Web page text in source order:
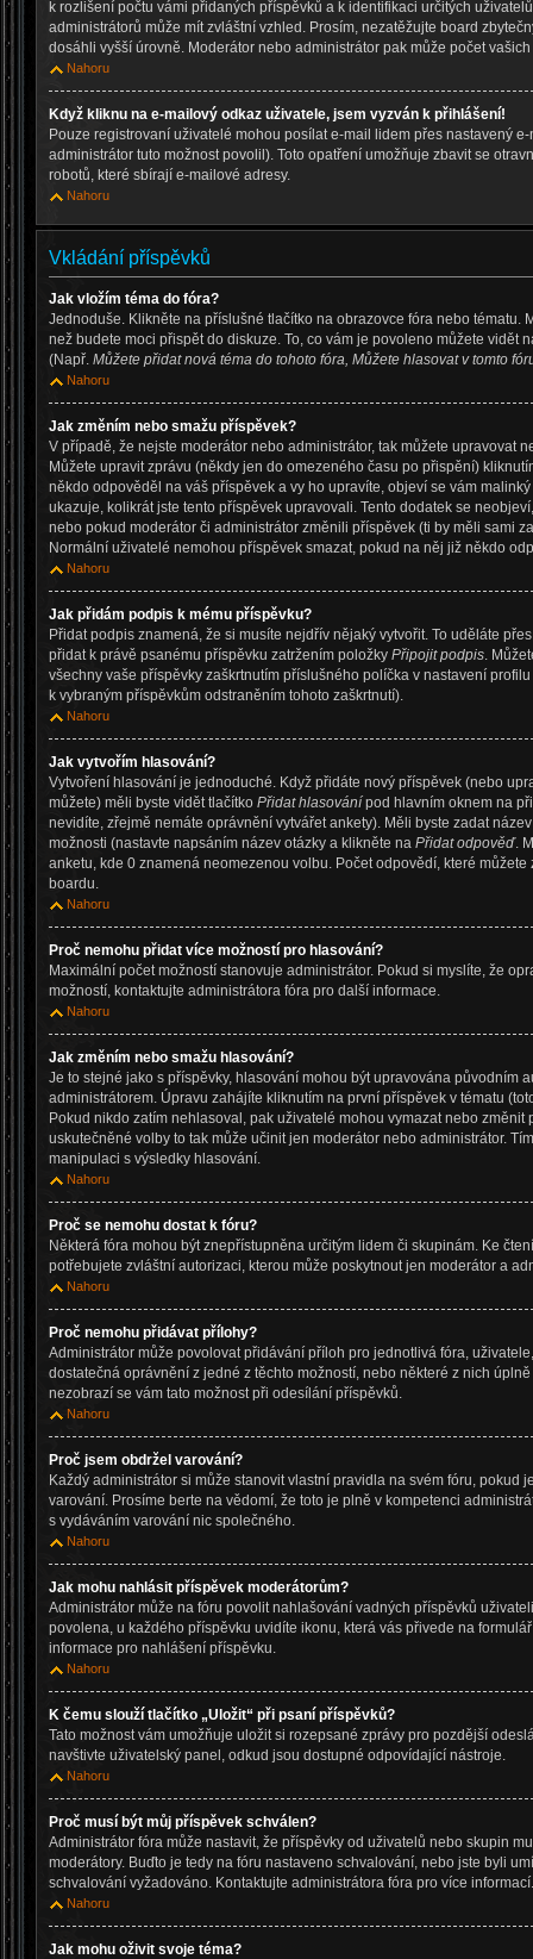
k rozlišení počtu vámi přidaných příspěvků a k identifikaci určitých
administrátorů může mít zvláštní vzhled. Prosím, nezatěžujte board
dosáhli vyšší úrovně. Moderátor nebo administrátor pak může počet
Nahoru
Když kliknu na e-mailový odkaz uživatele, jsem vyzván k přihlášení!
Pouze registrovaní uživatelé mohou posílat e-mail lidem přes nastavený
administrátor tuto možnost povolil). Toto opatření umožňuje zbavit se
robotů, které sbírají e-mailové adresy.
Nahoru
Vkládání příspěvků
Jak vložím téma do fóra?
Jednoduše. Klikněte na příslušné tlačítko na obrazovce fóra nebo tématu.
než budete moci přispět do diskuze. To, co vám je povoleno můžete vidět
(Např. Můžete přidat nová téma do tohoto fóra, Můžete hlasovat v tomto
Nahoru
Jak změním nebo smažu příspěvek?
V případě, že nejste moderátor nebo administrátor, tak můžete upravovat
Můžete upravit zprávu (někdy jen do omezeného času po přispění)
někdo odpověděl na váš příspěvek a vy ho upravíte, objeví se vám
ukazuje, kolikrát jste tento příspěvek upravovali. Tento dodatek se
nebo pokud moderátor či administrátor změnili příspěvek (ti by měli sami
Normální uživatelé nemohou příspěvek smazat, pokud na něj již někdo
Nahoru
Jak přidám podpis k mému příspěvku?
Přidat podpis znamená, že si musíte nejdřív nějaký vytvořit. To uděláte
přidat k právě psanému příspěvku zatržením položky Připojit podpis.
všechny vaše příspěvky zaškrtnutím příslušného políčka v nastavení
k vybraným příspěvkům odstraněním tohoto zaškrtnutí).
Nahoru
Jak vytvořím hlasování?
Vytvoření hlasování je jednoduché. Když přidáte nový příspěvek (nebo
můžete) měli byste vidět tlačítko Přidat hlasování pod hlavním oknem na
nevidíte, zřejmě nemáte oprávnění vytvářet ankety). Měli byste zadat
možnosti (nastavte napsáním název otázky a klikněte na Přidat odpověď.
anketu, kde 0 znamená neomezenou volbu. Počet odpovědí, které
boardu.
Nahoru
Proč nemohu přidat více možností pro hlasování?
Maximální počet možností stanovuje administrátor. Pokud si myslíte, že
možností, kontaktujte administrátora fóra pro další informace.
Nahoru
Jak změním nebo smažu hlasování?
Je to stejné jako s příspěvky, hlasování mohou být upravována původním
administrátorem. Úpravu zahájíte kliknutím na první příspěvek v tématu
Pokud nikdo zatím nehlasoval, pak uživatelé mohou vymazat nebo
uskutečněné volby to tak může učinit jen moderátor nebo administrátor.
manipulaci s výsledky hlasování.
Nahoru
Proč se nemohu dostat k fóru?
Některá fóra mohou být znepřístupněna určitým lidem či skupinám. Ke
potřebujete zvláštní autorizaci, kterou může poskytnout jen moderátor a
Nahoru
Proč nemohu přidávat přílohy?
Administrátor může povolovat přidávání příloh pro jednotlivá fóra,
dostatečná oprávnění z jedné z těchto možností, nebo některé z nich
nezobrazí se vám tato možnost při odesílání příspěvků.
Nahoru
Proč jsem obdržel varování?
Každý administrátor si může stanovit vlastní pravidla na svém fóru, pokud
varování. Prosíme berte na vědomí, že toto je plně v kompetenci
s vydáváním varování nic společného.
Nahoru
Jak mohu nahlásit příspěvek moderátorům?
Administrátor může na fóru povolit nahlašování vadných příspěvků
povolena, u každého příspěvku uvidíte ikonu, která vás přivede na
informace pro nahlášení příspěvku.
Nahoru
K čemu slouží tlačítko „Uložit“ při psaní příspěvků?
Tato možnost vám umožňuje uložit si rozepsané zprávy pro pozdější
navštivte uživatelský panel, odkud jsou dostupné odpovídající nástroje.
Nahoru
Proč musí být můj příspěvek schválen?
Administrátor fóra může nastavit, že příspěvky od uživatelů nebo skupin
moderátory. Buďto je tedy na fóru nastaveno schvalování, nebo jste byli
schvalování vyžadováno. Kontaktujte administrátora fóra pro více informací.
Nahoru
Jak mohu oživit svoje téma?